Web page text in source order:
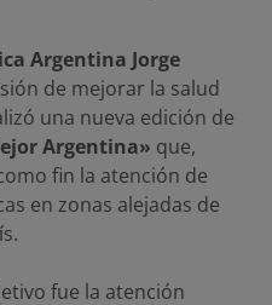
Argentina Jorge
de mejorar la salud
una nueva edición de
Argentina» que,
fin la atención de
en zonas alejadas de
fue la atención